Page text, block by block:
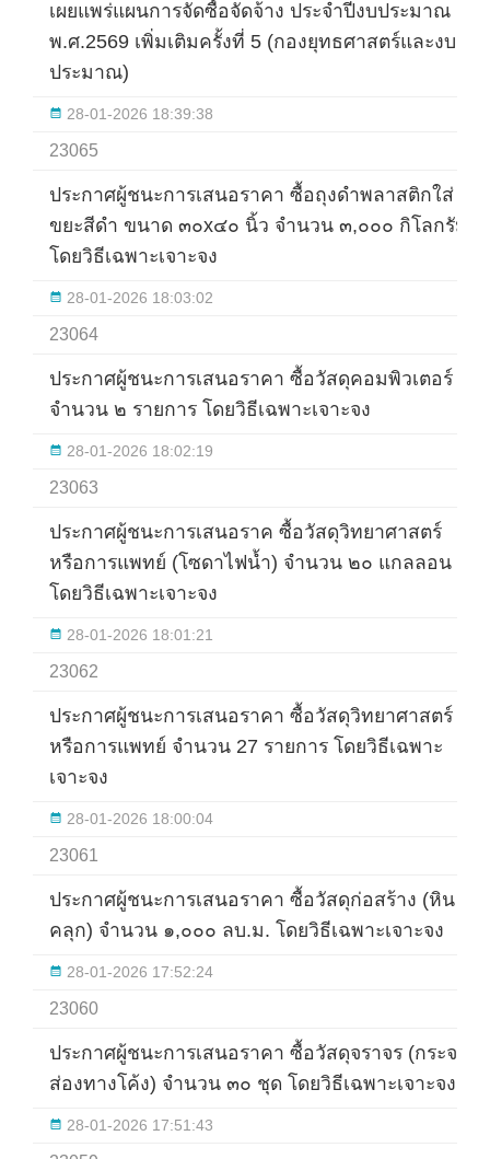
เผยแพร่แผนการจัดซื้อจัดจ้าง ประจำปีงบประมาณ
พ.ศ.2569 เพิ่มเติมครั้งที่ 5 (กองยุทธศาสตร์และงบ
ประมาณ)
28-01-2026 18:39:38
23065
ประกาศผู้ชนะการเสนอราคา ซื้อถุงดำพลาสติกใส่
ขยะสีดำ ขนาด ๓๐x๔๐ นิ้ว จำนวน ๓,๐๐๐ กิโลกรัม
โดยวิธีเฉพาะเจาะจง
28-01-2026 18:03:02
23064
ประกาศผู้ชนะการเสนอราคา ซื้อวัสดุคอมพิวเตอร์
จำนวน ๒ รายการ โดยวิธีเฉพาะเจาะจง
28-01-2026 18:02:19
23063
ประกาศผู้ชนะการเสนอราค ซื้อวัสดุวิทยาศาสตร์
หรือการแพทย์ (โซดาไฟน้ำ) จำนวน ๒๐ แกลลอน
โดยวิธีเฉพาะเจาะจง
28-01-2026 18:01:21
23062
ประกาศผู้ชนะการเสนอราคา ซื้อวัสดุวิทยาศาสตร์
หรือการแพทย์ จำนวน 27 รายการ โดยวิธีเฉพาะ
เจาะจง
28-01-2026 18:00:04
23061
ประกาศผู้ชนะการเสนอราคา ซื้อวัสดุก่อสร้าง (หิน
คลุก) จำนวน ๑,๐๐๐ ลบ.ม. โดยวิธีเฉพาะเจาะจง
28-01-2026 17:52:24
23060
ประกาศผู้ชนะการเสนอราคา ซื้อวัสดุจราจร (กระจก
ส่องทางโค้ง) จำนวน ๓๐ ชุด โดยวิธีเฉพาะเจาะจง
28-01-2026 17:51:43